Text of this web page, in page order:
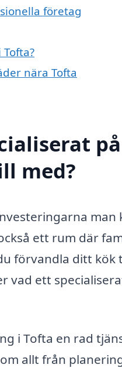
företag
nära Tofta
på
med?
man
ett rum där
förvandla ditt kök
vad ett
i Tofta en rad
allt från